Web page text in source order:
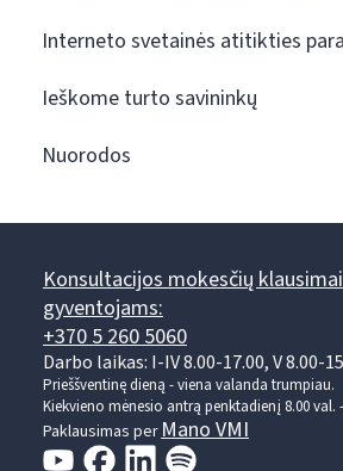
Interneto svetainės atitikties
Ieškome turto savininkų
Nuorodos
Konsultacijos mokesčių
gyventojams:
+370 5 260 5060
Darbo laikas: I-IV 8.00-17.00, V 8.00-
Prieššventinę dieną - viena valanda trumpiau.
Kiekvieno mėnesio antrą penktadienį 8.00 val.
Paklausimas perMano VMI